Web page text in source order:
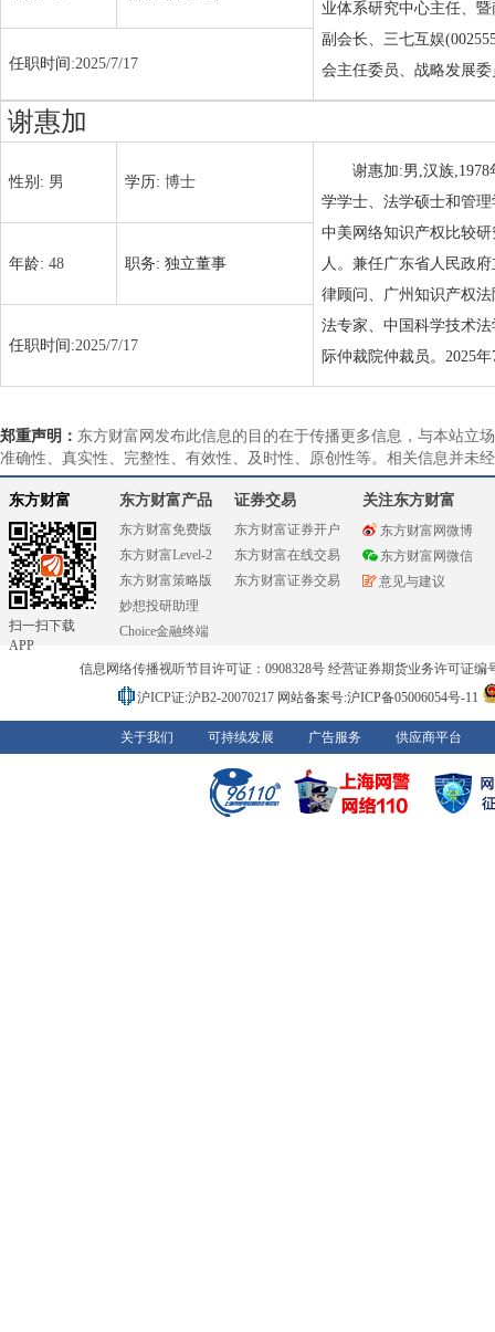
业体系研究中心主任、
副会长、三七互娱
会主任委员、战略发展
任职时间:2025/7/17
谢惠加
性别: 男 学历: 博士
谢惠加:男,汉族
学学士、法学硕士和管
中美网络知识产权比较
人。兼任广东省人民政
律顾问、广州知识产权
法专家、中国科学技术
际仲裁院仲裁员。2025
年龄: 48 职务: 独立董事
任职时间:2025/7/17
郑重声明： 东方财富网发布此信息的目的在于传播更多信息，与本站立
准确性、真实性、完整性、有效性、及时性、原创性等。相关信息并未
东方财富
扫一扫下载
APP
东方财富产品
东方财富免费版
东方财富Level-2
东方财富策略版
妙想投研助理
Choice金融终端
证券交易
东方财富证券开户
东方财富在线交易
东方财富证券交易
关注东方财富
东方财富网微博
东方财富网微信
意见与建议
信息网络传播视听节目许可证：0908328号 经营证券期货业务许可证编
沪ICP证:沪B2-20070217 网站备案号:沪ICP备05006054号-11
关于我们 可持续发展 广告服务 供应商平台